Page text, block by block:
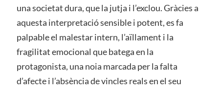
una societat dura, que la jutja i l’exclou. Gràcies a
aquesta interpretació sensible i potent, es fa
palpable el malestar intern, l’aïllament i la
fragilitat emocional que batega en la
protagonista, una noia marcada per la falta
d’afecte i l’absència de vincles reals en el seu